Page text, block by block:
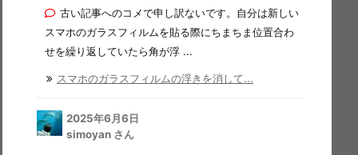
古い記事へのコメで申し訳ないです。自分は新しい
スマホのガラスフィルムを貼る際にちまちま位置合わ
せを繰り返していたら角が浮 ...
スマホのガラスフィルムの浮きを消して...
2025年6月6日
simoyan さん